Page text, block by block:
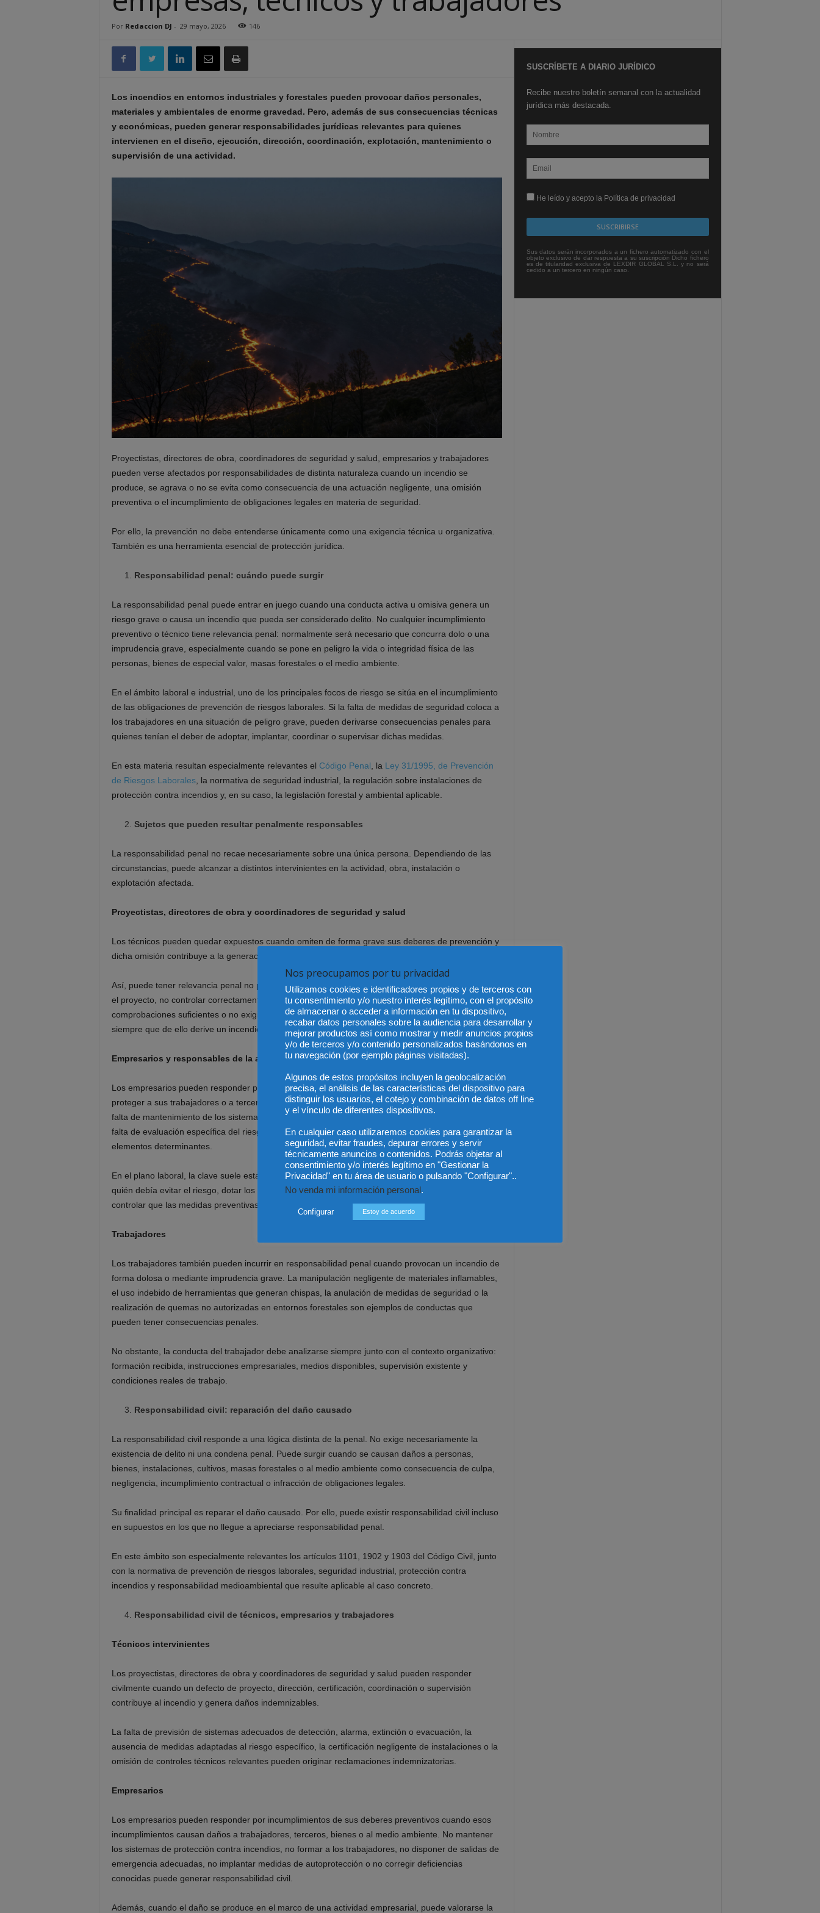
Por Redaccion DJ - 29 mayo, 2026 146
Los incendios en entornos industriales y forestales pueden provocar daños personales,
materiales y ambientales de enorme gravedad. Pero, además de sus consecuencias técnicas
y económicas, pueden generar responsabilidades jurídicas relevantes para quienes
intervienen en el diseño, ejecución, dirección, coordinación, explotación, mantenimiento o
supervisión de una actividad.
Proyectistas, directores de obra, coordinadores de seguridad y salud, empresarios y trabajadores
pueden verse afectados por responsabilidades de distinta naturaleza cuando un incendio se
produce, se agrava o no se evita como consecuencia de una actuación negligente, una omisión
preventiva o el incumplimiento de obligaciones legales en materia de seguridad.
Por ello, la prevención no debe entenderse únicamente como una exigencia técnica u organizativa.
También es una herramienta esencial de protección jurídica.
Responsabilidad penal: cuándo puede surgir
La responsabilidad penal puede entrar en juego cuando una conducta activa u omisiva genera un
riesgo grave o causa un incendio que pueda ser considerado delito. No cualquier incumplimiento
preventivo o técnico tiene relevancia penal: normalmente será necesario que concurra dolo o una
imprudencia grave, especialmente cuando se pone en peligro la vida o integridad física de las
personas, bienes de especial valor, masas forestales o el medio ambiente.
En el ámbito laboral e industrial, uno de los principales focos de riesgo se sitúa en el incumplimiento
de las obligaciones de prevención de riesgos laborales. Si la falta de medidas de seguridad coloca a
los trabajadores en una situación de peligro grave, pueden derivarse consecuencias penales para
quienes tenían el deber de adoptar, implantar, coordinar o supervisar dichas medidas.
En esta materia resultan especialmente relevantes el Código Penal , la Ley 31/1995, de Prevención
de Riesgos Laborales, la normativa de seguridad industrial, la regulación sobre instalaciones de
protección contra incendios y, en su caso, la legislación forestal y ambiental aplicable.
Sujetos que pueden resultar penalmente responsables
La responsabilidad penal no recae necesariamente sobre una única persona. Dependiendo de las
circunstancias, puede alcanzar a distintos intervinientes en la actividad, obra, instalación o
explotación afectada.
Proyectistas, directores de obra y coordinadores de seguridad y salud
Los técnicos pueden quedar expuestos cuando omiten de forma grave sus deberes de prevención y
dicha omisión contribuye a la generación, propagación o agravación del incendio.
Así, puede tener relevancia penal no prever medidas adecuadas de protección contra incendios en
el proyecto, no controlar correctamente la ejecución de las instalaciones, certificar sin
comprobaciones suficientes o no exigir medidas preventivas en una obra o actividad de riesgo,
siempre que de ello derive un incendio, un resultado lesivo o una situación de peligro grave.
Empresarios y responsables de la actividad
Los empresarios pueden responder penalmente cuando no adoptan las medidas necesarias para
proteger a sus trabajadores o a terceros frente al riesgo de incendio. La ausencia de formación, la
falta de mantenimiento de los sistemas de protección, la inexistencia de planes de emergencia, la
falta de evaluación específica del riesgo o la tolerancia de prácticas peligrosas pueden ser
elementos determinantes.
En el plano laboral, la clave suele estar en determinar quién tenía la posición de garante: es decir,
quién debía evitar el riesgo, dotar los medios necesarios, organizar la actividad de forma segura o
controlar que las medidas preventivas se cumplieran efectivamente.
Trabajadores
Los trabajadores también pueden incurrir en responsabilidad penal cuando provocan un incendio de
forma dolosa o mediante imprudencia grave. La manipulación negligente de materiales inflamables,
el uso indebido de herramientas que generan chispas, la anulación de medidas de seguridad o la
realización de quemas no autorizadas en entornos forestales son ejemplos de conductas que
pueden tener consecuencias penales.
No obstante, la conducta del trabajador debe analizarse siempre junto con el contexto organizativo:
formación recibida, instrucciones empresariales, medios disponibles, supervisión existente y
condiciones reales de trabajo.
Responsabilidad civil: reparación del daño causado
La responsabilidad civil responde a una lógica distinta de la penal. No exige necesariamente la
existencia de delito ni una condena penal. Puede surgir cuando se causan daños a personas,
bienes, instalaciones, cultivos, masas forestales o al medio ambiente como consecuencia de culpa,
negligencia, incumplimiento contractual o infracción de obligaciones legales.
Su finalidad principal es reparar el daño causado. Por ello, puede existir responsabilidad civil incluso
en supuestos en los que no llegue a apreciarse responsabilidad penal.
En este ámbito son especialmente relevantes los artículos 1101, 1902 y 1903 del Código Civil, junto
con la normativa de prevención de riesgos laborales, seguridad industrial, protección contra
incendios y responsabilidad medioambiental que resulte aplicable al caso concreto.
Responsabilidad civil de técnicos, empresarios y trabajadores
Técnicos intervinientes
Los proyectistas, directores de obra y coordinadores de seguridad y salud pueden responder
civilmente cuando un defecto de proyecto, dirección, certificación, coordinación o supervisión
contribuye al incendio y genera daños indemnizables.
La falta de previsión de sistemas adecuados de detección, alarma, extinción o evacuación, la
ausencia de medidas adaptadas al riesgo específico, la certificación negligente de instalaciones o la
omisión de controles técnicos relevantes pueden originar reclamaciones indemnizatorias.
Empresarios
Los empresarios pueden responder por incumplimientos de sus deberes preventivos cuando esos
incumplimientos causan daños a trabajadores, terceros, bienes o al medio ambiente. No mantener
los sistemas de protección contra incendios, no formar a los trabajadores, no disponer de salidas de
emergencia adecuadas, no implantar medidas de autoprotección o no corregir deficiencias
conocidas puede generar responsabilidad civil.
Además, cuando el daño se produce en el marco de una actividad empresarial, puede valorarse la
SUSCRÍBETE A DIARIO JURÍDICO
Recibe nuestro boletín semanal con la actualidad
jurídica más destacada.
He leído y acepto la Política de privacidad
Sus datos serán incorporados a un fichero automatizado con el
objeto exclusivo de dar respuesta a su suscripción Dicho fichero
es de titularidad exclusiva de LEXDIR GLOBAL S.L. y no será
cedido a un tercero en ningún caso.
Nos preocupamos por tu privacidad
Utilizamos cookies e identificadores propios y de terceros con
tu consentimiento y/o nuestro interés legítimo, con el propósito
de almacenar o acceder a información en tu dispositivo,
recabar datos personales sobre la audiencia para desarrollar y
mejorar productos así como mostrar y medir anuncios propios
y/o de terceros y/o contenido personalizados basándonos en
tu navegación (por ejemplo páginas visitadas).
Algunos de estos propósitos incluyen la geolocalización
precisa, el análisis de las características del dispositivo para
distinguir los usuarios, el cotejo y combinación de datos off line
y el vínculo de diferentes dispositivos.
En cualquier caso utilizaremos cookies para garantizar la
seguridad, evitar fraudes, depurar errores y servir
técnicamente anuncios o contenidos. Podrás objetar al
consentimiento y/o interés legítimo en "Gestionar la
Privacidad" en tu área de usuario o pulsando "Configurar"..
No venda mi información personal .
Configurar Estoy de acuerdo